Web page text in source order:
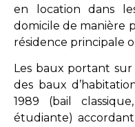
en location dans
domicile de manière
résidence principale
Les baux portant sur
des baux
1989 (bail
étudiante)